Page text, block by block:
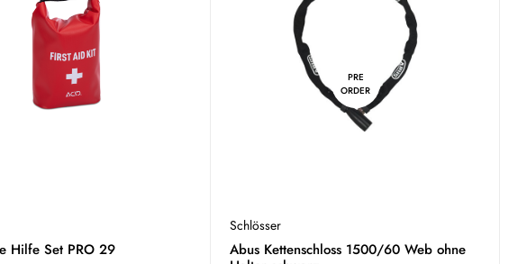
Hilfe Set PRO 29
PRE
ORDER
Schlösser
Abus Kettenschloss 1500/60 Web ohne